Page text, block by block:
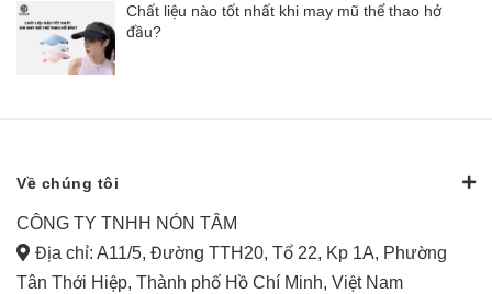
Chất liệu nào tốt nhất khi may mũ thể thao hở
đầu?
Về chúng tôi
CÔNG TY TNHH NÓN TÂM
Địa chỉ: A11/5, Đường TTH20, Tổ 22, Kp 1A, Phường
Tân Thới Hiệp, Thành phố Hồ Chí Minh, Việt Nam